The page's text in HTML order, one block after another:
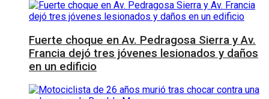
Fuerte choque en Av. Pedragosa Sierra y Av.
Francia dejó tres jóvenes lesionados y daños
en un edificio